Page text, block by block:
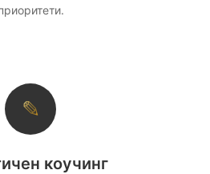
✎
коучинг